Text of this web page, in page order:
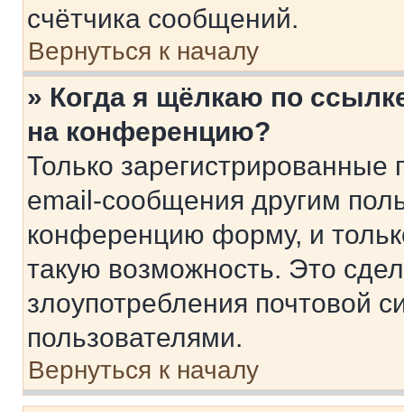
счётчика сообщений.
Вернуться к началу
» Когда я щёлкаю по
на конференцию?
Только зарегистрированные
email-сообщения другим
конференцию форму, и
такую возможность. Это
злоупотребления почтовой
пользователями.
Вернуться к началу